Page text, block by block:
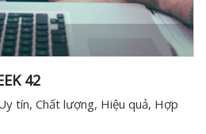
42
tín, Chất lượng, Hiệu quả, Hợp